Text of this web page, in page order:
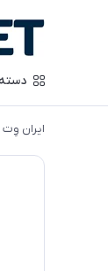
ایران وِت